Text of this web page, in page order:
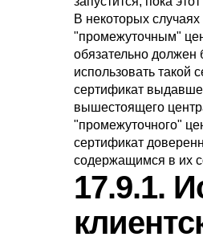
В некоторых
"промежуточным"
обязательно
использовать такой
сертификат
вышестоящего
"промежуточного"
сертификат
содержащимся в их
17.9.1.